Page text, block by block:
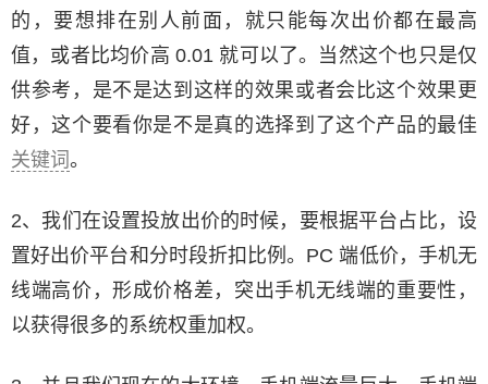
的，要想排在别人前面，就只能每次出价都在最高
值，或者比均价高 0.01 就可以了。当然这个也只是仅
供参考，是不是达到这样的效果或者会比这个效果更
好，这个要看你是不是真的选择到了这个产品的最佳
关键词。
2、我们在设置投放出价的时候，要根据平台占比，设
置好出价平台和分时段折扣比例。PC 端低价，手机无
线端高价，形成价格差，突出手机无线端的重要性，
以获得很多的系统权重加权。